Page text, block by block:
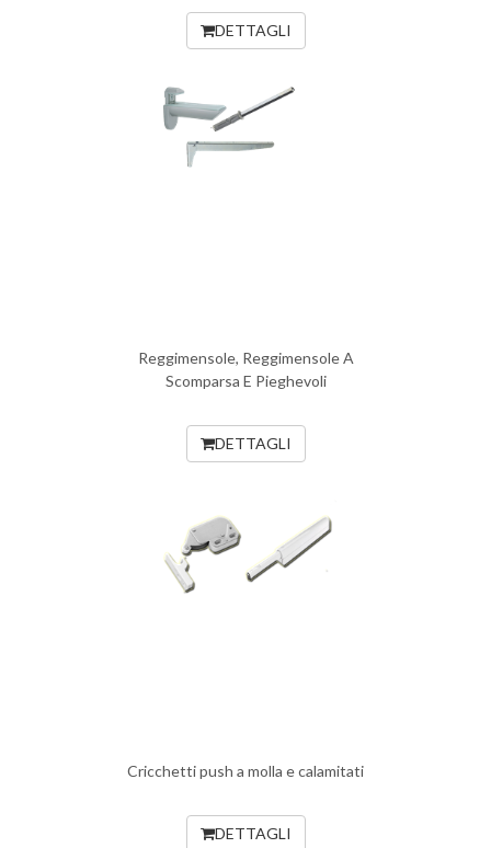
DETTAGLI
Reggimensole, Reggimensole A
Scomparsa E Pieghevoli
DETTAGLI
Cricchetti push a molla e calamitati
DETTAGLI